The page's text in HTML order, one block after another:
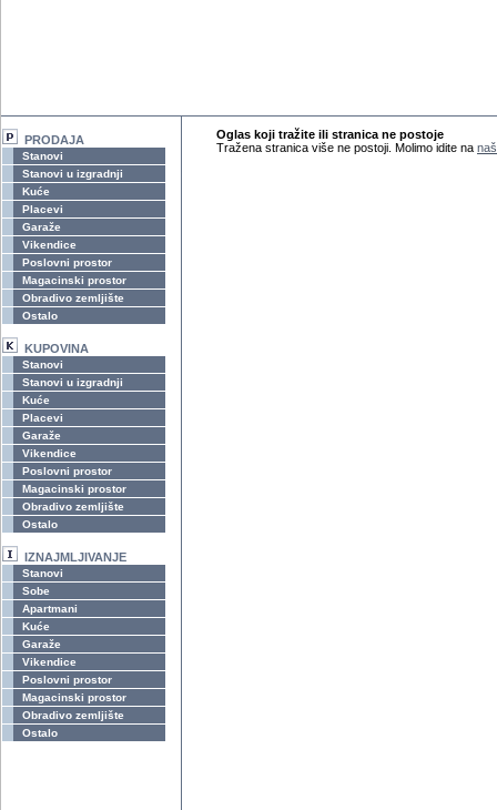
PRODAJA
Stanovi
Stanovi u izgradnji
Kuće
Placevi
Garaže
Vikendice
Poslovni prostor
Magacinski prostor
Obradivo zemljište
Ostalo
KUPOVINA
Stanovi
Stanovi u izgradnji
Kuće
Placevi
Garaže
Vikendice
Poslovni prostor
Magacinski prostor
Obradivo zemljište
Ostalo
IZNAJMLJIVANJE
Stanovi
Sobe
Apartmani
Kuće
Garaže
Vikendice
Poslovni prostor
Magacinski prostor
Obradivo zemljište
Ostalo
Oglas koji tražite ili stranica ne postoje
Tražena stranica više ne postoji. Molimo idite na